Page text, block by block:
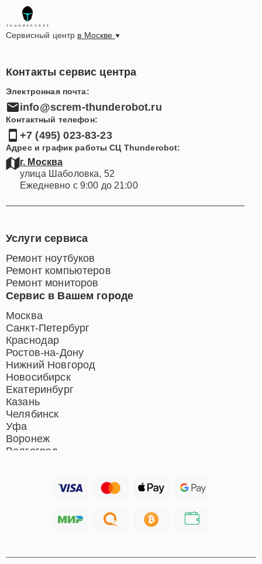
Сервисный центр в Москве
Контакты сервис центра
Электронная почта:
info@screm-thunderobot.ru
Контактный телефон:
+7 (495) 023-83-23
Адрес и график работы СЦ Thunderobot:
г. Москва
улица Шаболовка, 52
Ежедневно с 9:00 до 21:00
Сервис в Вашем городе
Москва
Санкт-Петербург
Краснодар
Ростов-на-Дону
Нижний Новгород
Новосибирск
Екатеринбург
Казань
Челябинск
Уфа
Воронеж
Волгоград
Хабаровск
Услуги сервиса
Ремонт ноутбуков
Ремонт компьютеров
Ремонт мониторов